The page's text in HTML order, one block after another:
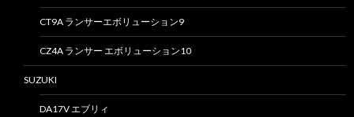
CT9A ランサーエボリューション9
CZ4A ランサー エボリューション10
SUZUKI
DA17V エブリィ